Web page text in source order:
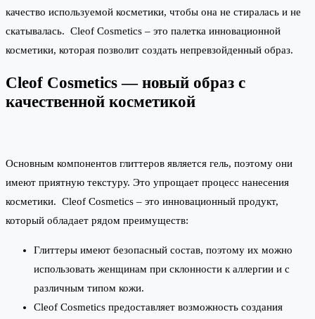
качество используемой косметики, чтобы она не стиралась и не
скатывалась. Cleof Cosmetics – это палетка инновационной
косметики, которая позволит создать непревзойденный образ.
Cleof Cosmetics — новый образ с
качественной косметикой
Основным компонентов глиттеров является гель, поэтому они
имеют приятную текстуру. Это упрощает процесс нанесения
косметики. Cleof Cosmetics – это инновационный продукт,
который обладает рядом преимуществ:
Глиттеры имеют безопасный состав, поэтому их можно
использовать женщинам при склонности к аллергии и с
различным типом кожи.
Cleof Cosmetics предоставляет возможность создания